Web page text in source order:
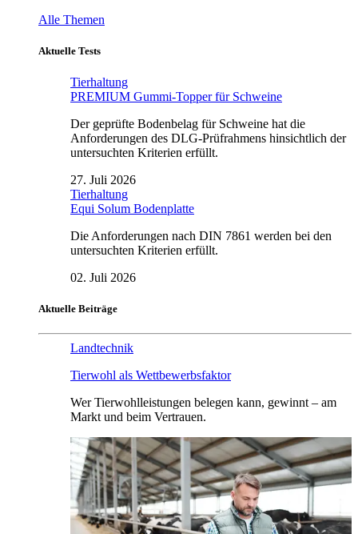
Alle Themen
Aktuelle Tests
Tierhaltung
PREMIUM Gummi-Topper für Schweine
Der geprüfte Bodenbelag für Schweine hat die
Anforderungen des DLG-Prüfrahmens hinsichtlich der
untersuchten Kriterien erfüllt.
27. Juli 2026
Tierhaltung
Equi Solum Bodenplatte
Die Anforderungen nach DIN 7861 werden bei den
untersuchten Kriterien erfüllt.
02. Juli 2026
Aktuelle Beiträge
Landtechnik
Tierwohl als Wettbewerbsfaktor
Wer Tierwohlleistungen belegen kann, gewinnt – am
Markt und beim Vertrauen.